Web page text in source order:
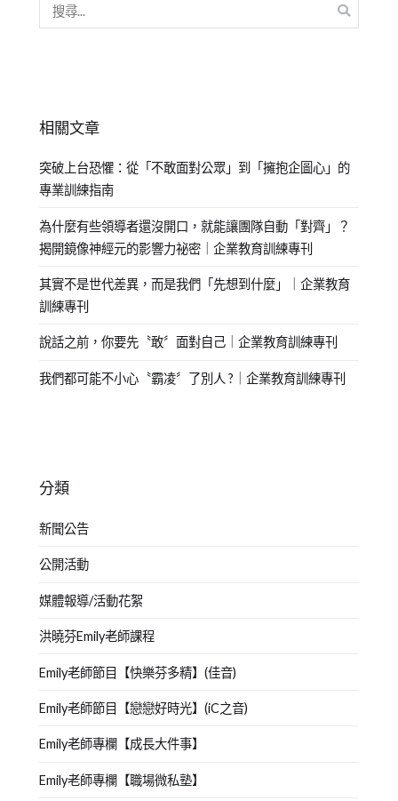
相關文章
突破上台恐懼：從「不敢面對公眾」到「擁抱企圖心」的
專業訓練指南
為什麼有些領導者還沒開口，就能讓團隊自動「對齊」？
揭開鏡像神經元的影響力祕密｜企業教育訓練專刊
其實不是世代差異，而是我們「先想到什麼」｜企業教育
訓練專刊
說話之前，你要先〝敢〞面對自己｜企業教育訓練專刊
我們都可能不小心〝霸凌〞了別人 ?｜企業教育訓練專刊
分類
新聞公告
公開活動
媒體報導/活動花絮
洪曉芬Emily老師課程
Emily老師節目【快樂芬多精】(佳音)
Emily老師節目【戀戀好時光】(iC之音)
Emily老師專欄【成長大件事】
Emily老師專欄【職場微私塾】